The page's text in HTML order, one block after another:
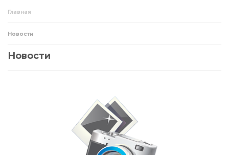
Главная
Новости
Новости